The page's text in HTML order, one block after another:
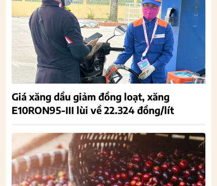
Giá xăng dầu giảm đồng loạt, xăng
E10RON95-III lùi về 22.324 đồng/lít